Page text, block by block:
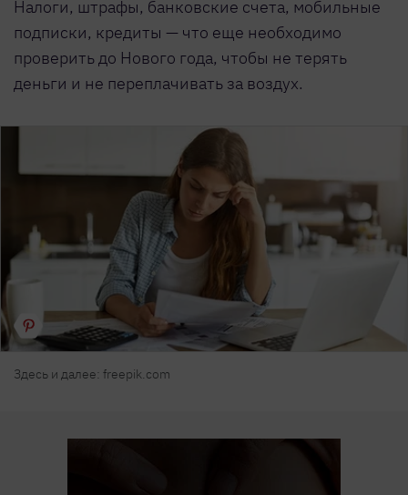
Налоги, штрафы, банковские счета, мобильные
подписки, кредиты — что еще необходимо
проверить до Нового года, чтобы не терять
деньги и не переплачивать за воздух.
Здесь и далее: freepik.com